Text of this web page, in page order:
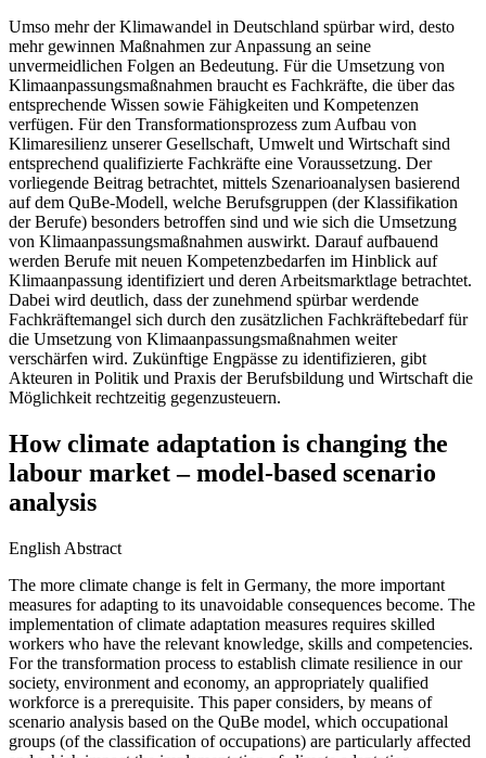
Umso mehr der Klimawandel in Deutschland spürbar wird, desto
mehr gewinnen Maßnahmen zur Anpassung an seine
unvermeidlichen Folgen an Bedeutung. Für die Umsetzung von
Klimaanpassungs­maßnahmen braucht es Fachkräfte, die über das
entsprechende Wissen sowie Fähigkeiten und Kompe­tenzen
verfügen. Für den Transformationsprozess zum Aufbau von
Klimaresilienz unserer Gesellschaft, Umwelt und Wirtschaft sind
entsprechend qualifizierte Fachkräfte eine Voraussetzung. Der
vorliegende Beitrag betrachtet, mittels Szenarioanalysen basierend
auf dem QuBe-Modell, welche Berufsgruppen (der Klassifikation
der Berufe) besonders betroffen sind und wie sich die Umsetzung
von Klimaanpas­sungsmaßnahmen auswirkt. Darauf aufbauend
werden Berufe mit neuen Kompetenzbedarfen im Hin­blick auf
Klimaanpassung identifiziert und deren Arbeitsmarktlage betrachtet.
Dabei wird deutlich, dass der zunehmend spürbar werdende
Fachkräftemangel sich durch den zusätzlichen Fachkräftebedarf für
die Umsetzung von Klimaanpassungsmaßnahmen weiter
verschärfen wird. Zukünftige Engpässe zu identifizieren, gibt
Akteuren in Politik und Praxis der Berufsbildung und Wirtschaft die
Möglichkeit rechtzeitig gegenzusteuern.
How climate adaptation is changing the
labour market – model-based scenario
analysis
English Abstract
The more climate change is felt in Germany, the more important
measures for adapting to its unavoida­ble consequences become. The
implementation of climate adaptation measures requires skilled
workers who have the relevant knowledge, skills and competencies.
For the transformation process to establish climate resilience in our
society, environment and economy, an appropriately qualified
workforce is a prerequisite. This paper considers, by means of
scenario analysis based on the QuBe model, which occupational
groups (of the classification of occupations) are particularly affected